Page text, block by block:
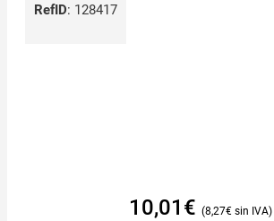
RefID: 128417
10,01 € 8,27€